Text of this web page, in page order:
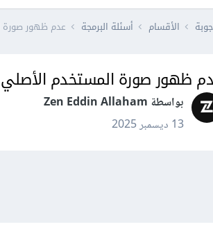
الأقسام أسئلة البرمجة عدم ظهور صورة
ظهور صورة المستخدم
بواسطة Zen Eddin Allaham
13 ديسمبر 2025